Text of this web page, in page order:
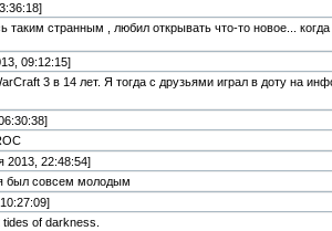
таким странным , любил открывать что-то новое...
09:12:15]
3 в 14 лет. Я тогда с друзьями играл в доту на
2013, 22:48:54]
я был совсем молодым
of darkness.